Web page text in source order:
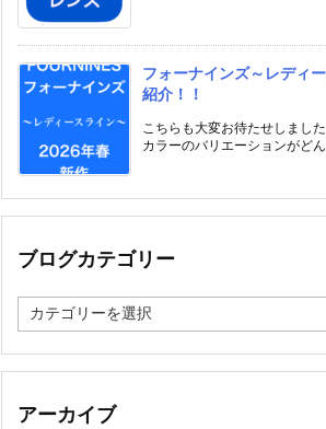
フォーナインズ～レディ
紹介！！
こちらも大変お待たせしまし
カラーのバリエーションがど
ブログカテゴリー
ロ
カ
ゴ
アーカイブ